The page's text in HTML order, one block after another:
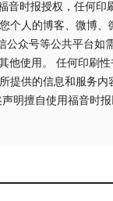
音时报授权，任何印
个人的博客、微博
众号等公共平台如
他使用。 任何印刷
提供的信息和服务
明擅自使用福音时